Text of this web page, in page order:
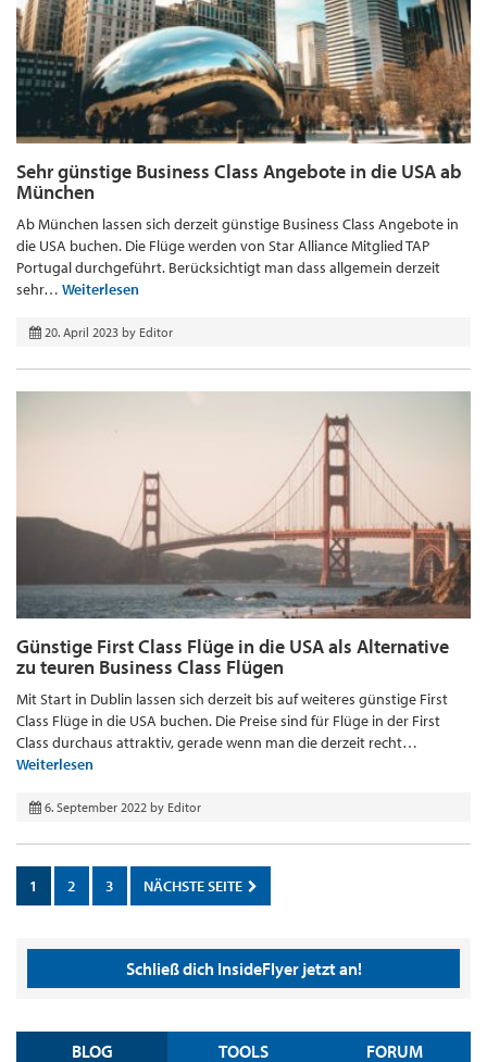
Sehr günstige Business Class Angebote in die USA ab
München
Ab München lassen sich derzeit günstige Business Class Angebote in
die USA buchen. Die Flüge werden von Star Alliance Mitglied TAP
Portugal durchgeführt. Berücksichtigt man dass allgemein derzeit
sehr… Weiterlesen
20. April 2023 by Editor
Günstige First Class Flüge in die USA als Alternative
zu teuren Business Class Flügen
Mit Start in Dublin lassen sich derzeit bis auf weiteres günstige First
Class Flüge in die USA buchen. Die Preise sind für Flüge in der First
Class durchaus attraktiv, gerade wenn man die derzeit recht…
Weiterlesen
6. September 2022 by Editor
1 2 3 NÄCHSTE SEITE
Schließ dich InsideFlyer jetzt an!
BLOG TOOLS FORUM